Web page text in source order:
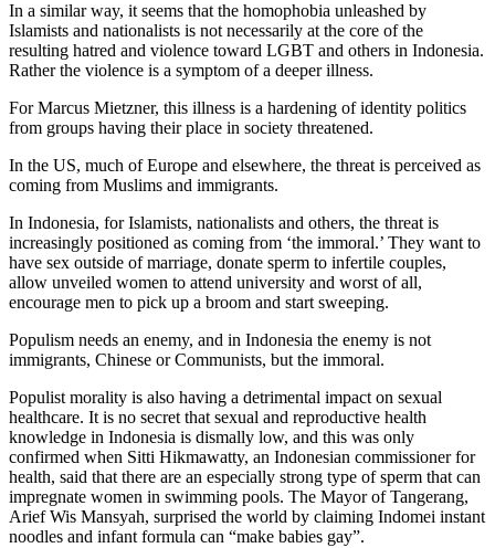
In a similar way, it seems that the homophobia unleashed by
Islamists and nationalists is not necessarily at the core of the
resulting hatred and violence toward LGBT and others in Indonesia.
Rather the violence is a symptom of a deeper illness.
For Marcus Mietzner, this illness is a hardening of identity politics
from groups having their place in society threatened.
In the US, much of Europe and elsewhere, the threat is perceived as
coming from Muslims and immigrants.
In Indonesia, for Islamists, nationalists and others, the threat is
increasingly positioned as coming from ‘the immoral.’ They want to
have sex outside of marriage, donate sperm to infertile couples,
allow unveiled women to attend university and worst of all,
encourage men to pick up a broom and start sweeping.
Populism needs an enemy, and in Indonesia the enemy is not
immigrants, Chinese or Communists, but the immoral.
Populist morality is also having a detrimental impact on sexual
healthcare. It is no secret that sexual and reproductive health
knowledge in Indonesia is dismally low, and this was only
confirmed when Sitti Hikmawatty, an Indonesian commissioner for
health, said that there are an especially strong type of sperm that can
impregnate women in swimming pools. The Mayor of Tangerang,
Arief Wis Mansyah, surprised the world by claiming Indomei instant
noodles and infant formula can “make babies gay”.